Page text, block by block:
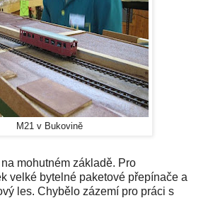
M21 v Bukovině
mohutném základě. Pro
velké bytelné paketové přepínače a
les. Chybělo zázemí pro práci s